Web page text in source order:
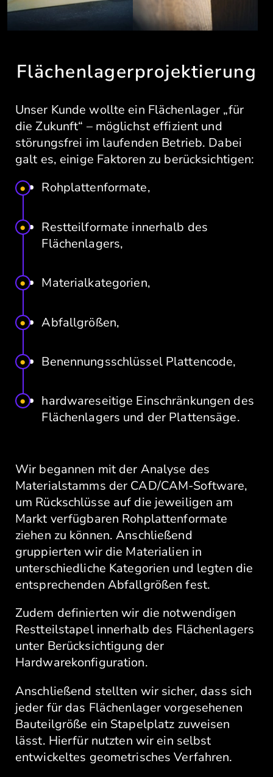
Flächenlagerprojektierung
Unser Kunde wollte ein Flächenlager „für
die Zukunft“ – möglichst effizient und
störungsfrei im laufenden Betrieb. Dabei
galt es, einige Faktoren zu berücksichtigen:
Rohplattenformate,
Restteilformate innerhalb des
Flächenlagers,
Materialkategorien,
Abfallgrößen,
Benennungsschlüssel Plattencode,
hardwareseitige Einschränkungen des
Flächenlagers und der Plattensäge.
Wir begannen mit der Analyse des
Materialstamms der CAD/CAM-Software,
um Rückschlüsse auf die jeweiligen am
Markt verfügbaren Rohplattenformate
ziehen zu können. Anschließend
gruppierten wir die Materialien in
unterschiedliche Kategorien und legten die
entsprechenden Abfallgrößen fest.
Zudem definierten wir die notwendigen
Restteilstapel innerhalb des Flächenlagers
unter Berücksichtigung der
Hardwarekonfiguration.
Anschließend stellten wir sicher, dass sich
jeder für das Flächenlager vorgesehenen
Bauteilgröße ein Stapelplatz zuweisen
lässt. Hierfür nutzten wir ein selbst
entwickeltes geometrisches Verfahren.